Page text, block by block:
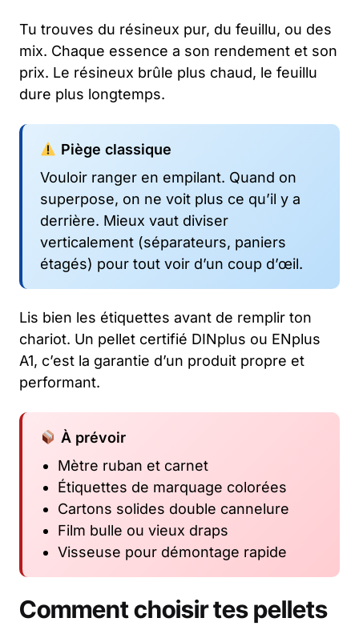
Tu trouves du résineux pur, du feuillu, ou des
mix. Chaque essence a son rendement et son
prix. Le résineux brûle plus chaud, le feuillu
dure plus longtemps.
Piège classique
Vouloir ranger en empilant. Quand on
superpose, on ne voit plus ce qu’il y a
derrière. Mieux vaut diviser
verticalement (séparateurs, paniers
étagés) pour tout voir d’un coup d’œil.
Lis bien les étiquettes avant de remplir ton
chariot. Un pellet certifié DINplus ou ENplus
A1, c’est la garantie d’un produit propre et
performant.
À prévoir
Mètre ruban et carnet
Étiquettes de marquage colorées
Cartons solides double cannelure
Film bulle ou vieux draps
Visseuse pour démontage rapide
Comment choisir tes pellets